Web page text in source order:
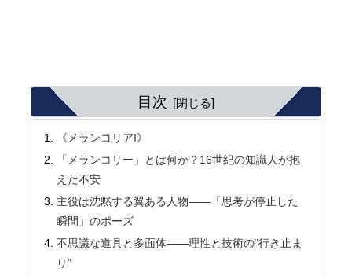
目次
《メランコリアI》
「メランコリー」とは何か？16世紀の知識人が抱
えた不安
主役は沈黙する翼ある人物――「思考が停止した
瞬間」のポーズ
不思議な道具と多面体――理性と技術の“行き止ま
り”